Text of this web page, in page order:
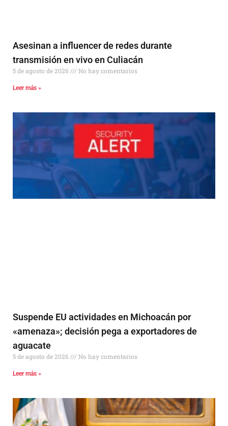
Asesinan a influencer de redes durante
transmisión en vivo en Culiacán
5 de agosto de 2026 No hay comentarios
Leer más »
Suspende EU actividades en Michoacán por
«amenaza»; decisión pega a exportadores de
aguacate
5 de agosto de 2026 No hay comentarios
Leer más »